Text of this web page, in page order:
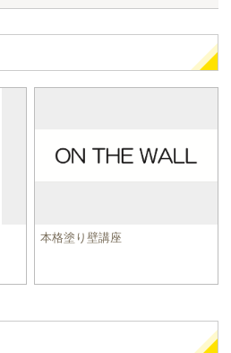
本格塗り壁講座